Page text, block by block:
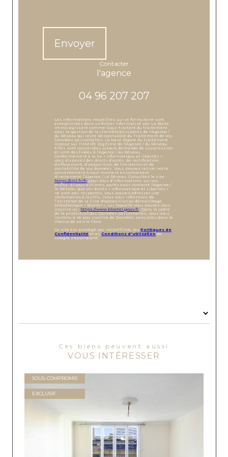
Envoyer
contacter
l'agence
04 96 207 207
Les informations recueillies sur ce formulaire sont
enregistrées dans un fichier informatisé par La Boite
Immo agissant comme Sous-traitant du traitement
pour la gestion de la clientèle/prospects de l'Agence /
du Réseau qui reste Responsable du Traitement de vos
Données personnelles. La base légale du traitement
repose sur l'intérêt légitime de l'Agence / du Réseau.
Elles sont conservées jusqu'à demande de suppression
et sont destinées à l'Agence / au Réseau.
Conformément à la loi « informatique et libertés »,
vous disposez des droits d’accès, de rectification,
d’effacement, d’opposition, de limitation et de
portabilité de vos données. Vous pouvez retirer votre
consentement à tout moment en contactant
directement l’Agence / Le Réseau. Consultez le site
https://cnil.fr/fr pour plus d’informations sur vos
droits. Si vous estimez, après avoir contacté l'Agence /
le Réseau, que vos droits « Informatique et Libertés »
ne sont pas respectés, vous pouvez adresser une
réclamation à la CNIL. Nous vous informons de
l’existence de la liste d'opposition au démarchage
téléphonique « Bloctel », sur laquelle vous pouvez vous
inscrire ici : https://www.bloctel.gouv.fr . Dans le cadre
de la protection des Données personnelles, nous vous
invitons à ne pas inscrire de Données sensibles dans le
champ de saisie libre.
Ce site est protégé par reCAPTCHA, lesPolitiques de
Confidentialité et esConditions d'utilisationde
Google s'appliquent.
Ces biens peuvent aussi
VOUS INTÉRESSER
SOUS-COMPROMIS
EXCLUSIF